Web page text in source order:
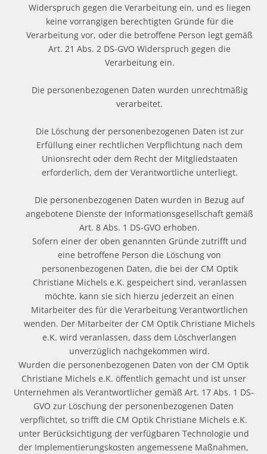
Widerspruch gegen die Verarbeitung ein, und es liegen
keine vorrangigen berechtigten Gründe für die
Verarbeitung vor, oder die betroffene Person legt gemäß
Art. 21 Abs. 2 DS-GVO Widerspruch gegen die
Verarbeitung ein.
Die personenbezogenen Daten wurden unrechtmäßig
verarbeitet.
Die Löschung der personenbezogenen Daten ist zur
Erfüllung einer rechtlichen Verpflichtung nach dem
Unionsrecht oder dem Recht der Mitgliedstaaten
erforderlich, dem der Verantwortliche unterliegt.
Die personenbezogenen Daten wurden in Bezug auf
angebotene Dienste der Informationsgesellschaft gemäß
Art. 8 Abs. 1 DS-GVO erhoben.
Sofern einer der oben genannten Gründe zutrifft und
eine betroffene Person die Löschung von
personenbezogenen Daten, die bei der CM Optik
Christiane Michels e.K. gespeichert sind, veranlassen
möchte, kann sie sich hierzu jederzeit an einen
Mitarbeiter des für die Verarbeitung Verantwortlichen
wenden. Der Mitarbeiter der CM Optik Christiane Michels
e.K. wird veranlassen, dass dem Löschverlangen
unverzüglich nachgekommen wird.
Wurden die personenbezogenen Daten von der CM Optik
Christiane Michels e.K. öffentlich gemacht und ist unser
Unternehmen als Verantwortlicher gemäß Art. 17 Abs. 1 DS-
GVO zur Löschung der personenbezogenen Daten
verpflichtet, so trifft die CM Optik Christiane Michels e.K.
unter Berücksichtigung der verfügbaren Technologie und
der Implementierungskosten angemessene Maßnahmen,